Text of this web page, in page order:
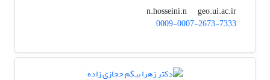
n.hosseini.n
geo.ui.ac.ir
0009-0007-2673-7333